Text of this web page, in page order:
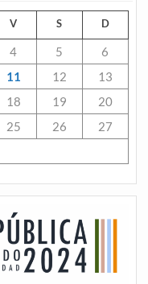
V S D
4 5
6
11 12
13
18 19
20
25 26
27